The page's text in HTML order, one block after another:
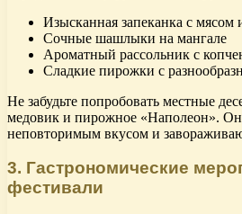
Изысканная запеканка с мясом
Сочные шашлыки на мангале
Ароматный рассольник с
Сладкие пирожки с
Не забудьте попробовать местные
медовик и пирожное «Наполеон».
неповторимым вкусом и
3. Гастрономические
фестивали